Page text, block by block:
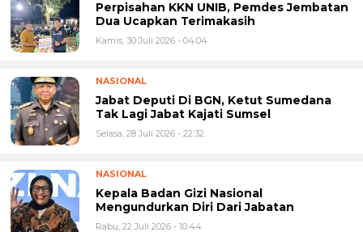
Perpisahan KKN UNIB, Pemdes Jembatan
Dua Ucapkan Terimakasih
Kamis, 30 Juli 2026 - 04:04
NASIONAL
Jabat Deputi Di BGN, Ketut Sumedana
Tak Lagi Jabat Kajati Sumsel
Selasa, 28 Juli 2026 - 22:32
NASIONAL
Kepala Badan Gizi Nasional
Mengundurkan Diri Dari Jabatan
Rabu, 22 Juli 2026 - 10:44